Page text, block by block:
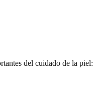
del cuidado de la piel: